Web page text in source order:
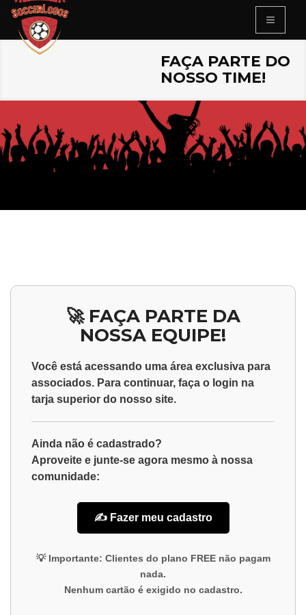
FAÇA PARTE DO
NOSSO TIME!
🚀 FAÇA PARTE DA
NOSSA EQUIPE!
Você está acessando uma área exclusiva para
associados. Para continuar, faça o login na
tarja superior do nosso site.
Ainda não é cadastrado?
Aproveite e junte-se agora mesmo à nossa
comunidade:
✍️ Fazer meu cadastro
💡 Importante: Clientes do plano FREEnão pagam
nada.
Nenhum cartão é exigido no cadastro.